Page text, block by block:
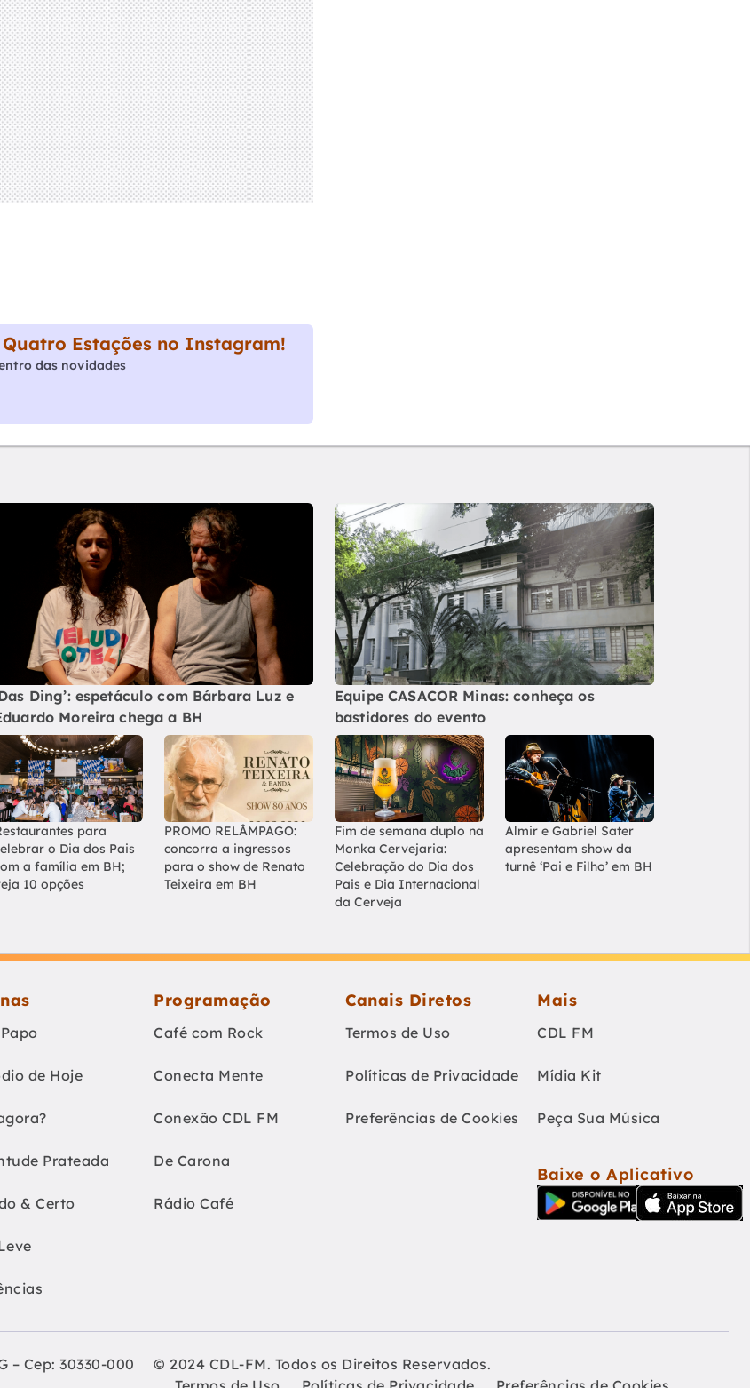
Estações no Instagram!
das novidades
Ding’: espetáculo com Bárbara Luz e
Moreira chega a BH
Equipe CASACOR Minas: conheça os
bastidores do evento
para
o Dia dos Pais
a família em BH;
10 opções
PROMO RELÂMPAGO:
concorra a ingressos
para o show de Renato
Teixeira em BH
Fim de semana duplo na
Monka Cervejaria:
Celebração do Dia dos
Pais e Dia Internacional
da Cerveja
Almir e Gabriel Sater
apresentam show da
turnê ‘Pai e Filho’ em BH
de Hoje
Prateada
& Certo
Programação
Café com Rock
Conecta Mente
Conexão CDL FM
De Carona
Rádio Café
Canais Diretos
Termos de Uso
Políticas de Privacidade
Preferências de Cookies
Mais
CDL FM
Mídia Kit
Peça Sua Música
Baixe o Aplicativo
– Cep: 30330-000
© 2024 CDL-FM. Todos os Direitos Reservados.